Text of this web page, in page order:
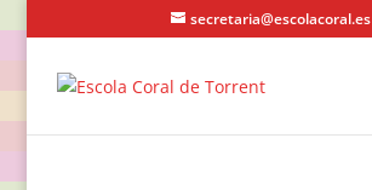
secretaria@escolacoral.es